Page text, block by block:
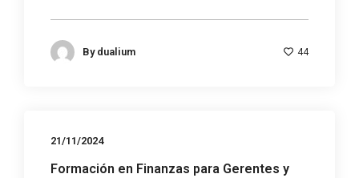
By dualium 44
21/11/2024
Formación en Finanzas para Gerentes y